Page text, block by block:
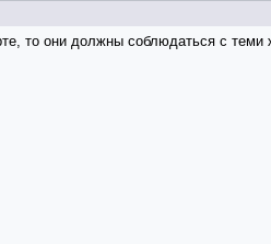
то они должны соблюдаться с